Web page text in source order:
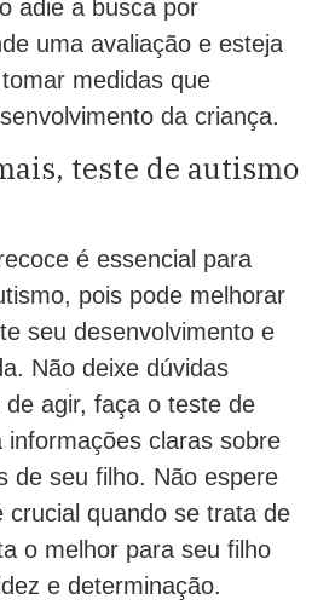
adie a busca por
uma avaliação e esteja
medidas que
da criança.
teste de autismo
é essencial para
pois pode melhorar
seu desenvolvimento e
Não deixe dúvidas
agir, faça o teste de
informações claras sobre
de seu filho. Não espere
crucial quando se trata de
o melhor para seu filho
e determinação.